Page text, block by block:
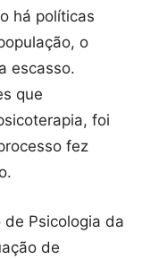
há políticas
o
escasso.
que
foi
fez
Psicologia da
de